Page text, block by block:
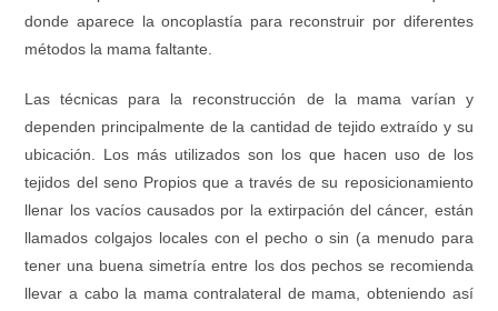
donde aparece la oncoplastía para reconstruir por diferentes
métodos la mama faltante.
Las técnicas para la reconstrucción de la mama varían y
dependen principalmente de la cantidad de tejido extraído y su
ubicación. Los más utilizados son los que hacen uso de los
tejidos del seno Propios que a través de su reposicionamiento
llenar los vacíos causados por la extirpación del cáncer, están
llamados colgajos locales con el pecho o sin (a menudo para
tener una buena simetría entre los dos pechos se recomienda
llevar a cabo la mama contralateral de mama, obteniendo así